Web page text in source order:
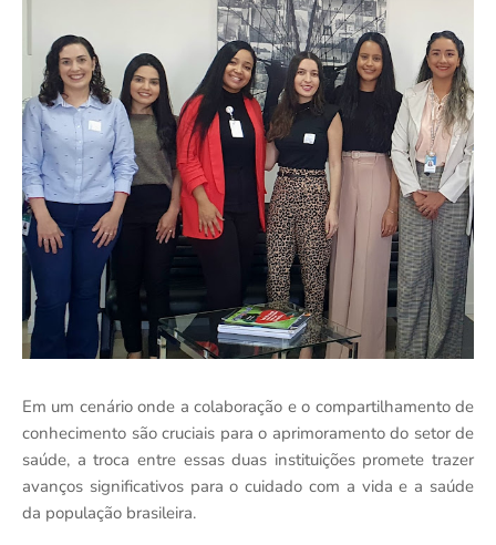
Em um cenário onde a colaboração e o compartilhamento de
conhecimento são cruciais para o aprimoramento do setor de
saúde, a troca entre essas duas instituições promete trazer
avanços significativos para o cuidado com a vida e a saúde
da população brasileira.